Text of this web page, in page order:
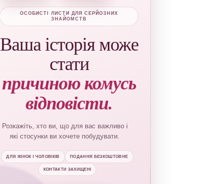
ОСОБИСТІ ЛИСТИ ДЛЯ СЕРЙОЗНИХ
ЗНАЙОМСТВ
Ваша історія може
стати
причиною комусь
відповісти.
Розкажіть, хто ви, що для вас важливо і
які стосунки ви хочете побудувати.
ДЛЯ ЖІНОК І ЧОЛОВІКІВ ПОДАННЯ БЕЗКОШТОВНЕ
КОНТАКТИ ЗАХИЩЕНІ